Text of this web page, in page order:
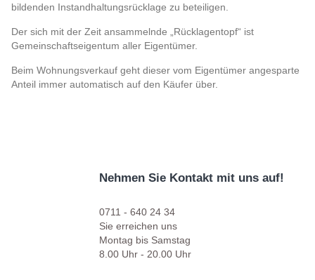
bildenden Instandhaltungsrücklage zu beteiligen.
Der sich mit der Zeit ansammelnde „Rücklagentopf“ ist
Gemeinschaftseigentum aller Eigentümer.
Beim Wohnungsverkauf geht dieser vom Eigentümer angesparte
Anteil immer automatisch auf den Käufer über.
Nehmen Sie Kontakt mit uns auf!
0711 - 640 24 34
Sie erreichen uns
Montag bis Samstag
8.00 Uhr - 20.00 Uhr